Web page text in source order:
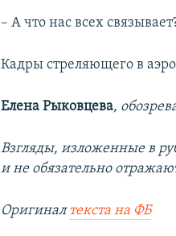
– А что нас всех
Кадры стреляющего в
Елена Рыковцева,
Взгляды, изложенные в
и не обязательно
Оригинал текста на ФБ